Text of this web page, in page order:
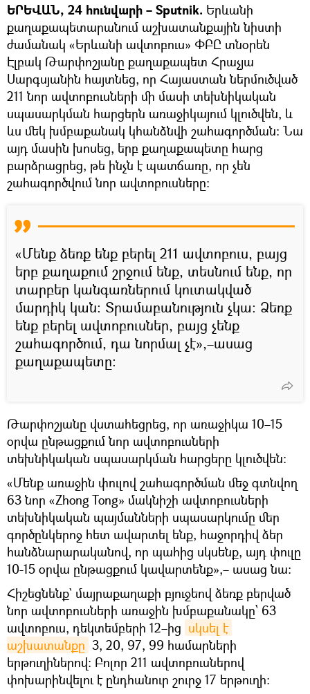
ԵՐԵՎԱՆ, 24 հունվարի – Sputnik. Երևանի
քաղաքապետարանում աշխատանքային նիստի
ժամանակ «Երևանի ավտոբուս» ՓԲԸ տնօրեն
Էլբակ Թարփոշյանը քաղաքապետ Հրաչյա
Սարգսյանին հայտնեց, որ Հայաստան ներմուծված
211 նոր ավտոբուսների մի մասի տեխնիկական
սպասարկման հարցերն առաջիկայում կլուծվեն, և
ևս մեկ խմբաքանակ կհանձնվի շահագործման։ Նա
այդ մասին խոսեց, երբ քաղաքապետը հարց
բարձրացրեց, թե ինչն է պատճառը, որ չեն
շահագործվում նոր ավտոբուսները։
«Մենք ձեռք ենք բերել 211 ավտոբուս, բայց
երբ քաղաքում շրջում ենք, տեսնում ենք, որ
տարբեր կանգառներում կուտակված
մարդիկ կան։ Տրամաբանություն չկա։ Ձեռք
ենք բերել ավտոբուսներ, բայց չենք
շահագործում, դա նորմալ չէ»,–ասաց
քաղաքապետը։
Թարփոշյանը վստահեցրեց, որ առաջիկա 10–15
օրվա ընթացքում նոր ավտոբուսների
տեխնիկական սպասարկման հարցերը կլուծվեն։
«Մենք առաջին փուլով շահագործման մեջ գտնվող
63 նոր «Zhong Tong» մակնիշի ավտոբուսների
տեխնիկական պայմանների սպասարկումը մեր
գործընկերոջ հետ ավարտել ենք, հաջորդիվ ձեր
հանձնարարականով, որ պահից սկսենք, այդ փուլը
10-15 օրվա ընթացքում կավարտենք»,– ասաց նա։
Հիշեցնենք` մայրաքաղաքի բյուջեով ձեռք բերված
նոր ավտոբուսների առաջին խմբաքանակը՝ 63
ավտոբուս, դեկտեմբերի 12–ից սկսել է
աշխատանքը 3, 20, 97, 99 համարների
երթուղիներով։ Բոլոր 211 ավտոբուսներով
փոխարինվելու է ընդհանուր շուրջ 17 երթուղի: